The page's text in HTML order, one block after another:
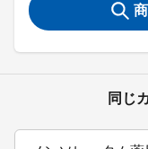
同じ